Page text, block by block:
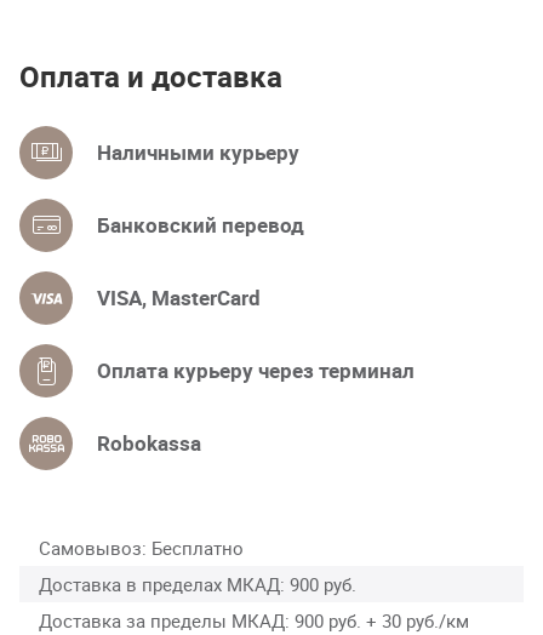
Оплата и доставка
Наличными курьеру
Банковский перевод
VISA, MasterCard
Оплата курьеру через терминал
Robokassa
Самовывоз Бесплатно
Доставка в пределах МКАД 900 руб.
Доставка за пределы МКАД 900 руб. + 30 руб./км